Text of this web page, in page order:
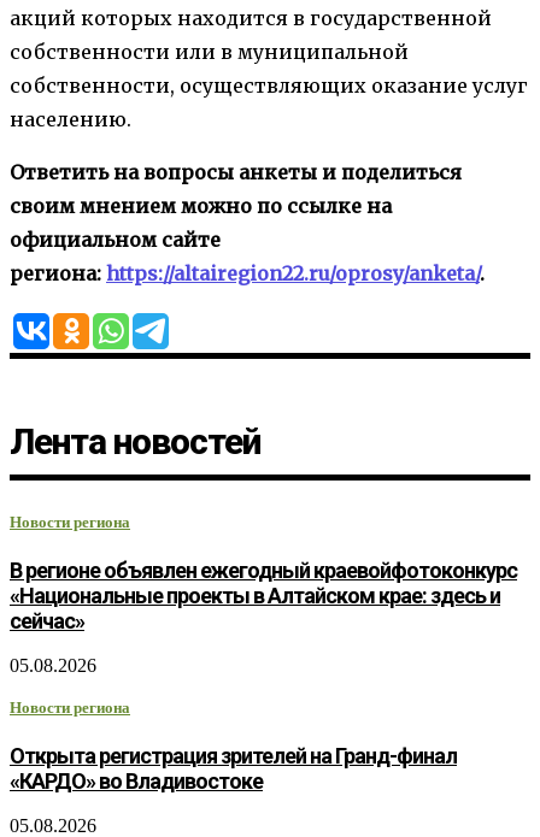
акций которых находится в государственной
собственности или в муниципальной
собственности, осуществляющих оказание услуг
населению.
Ответить на вопросы анкеты и поделиться
своим мнением можно по ссылке на
официальном сайте
региона: https://altairegion22.ru/oprosy/anketa/.
Лента новостей
Новости региона
В регионе объявлен ежегодный краевойфотоконкурс
«Национальные проекты в Алтайском крае: здесь и
сейчас»
05.08.2026
Новости региона
Открыта регистрация зрителей на Гранд-финал
«КАРДО» во Владивостоке
05.08.2026